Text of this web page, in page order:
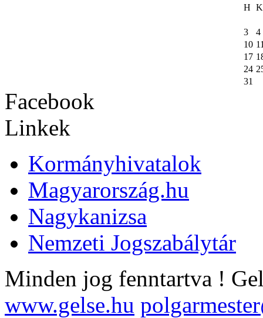
H K
3
4
10
17
24
31
Facebook
Linkek
Kormányhivatalok
Magyarország.hu
Nagykanizsa
Nemzeti Jogszabálytár
Minden jog fenntartva !
www.gelse.hu